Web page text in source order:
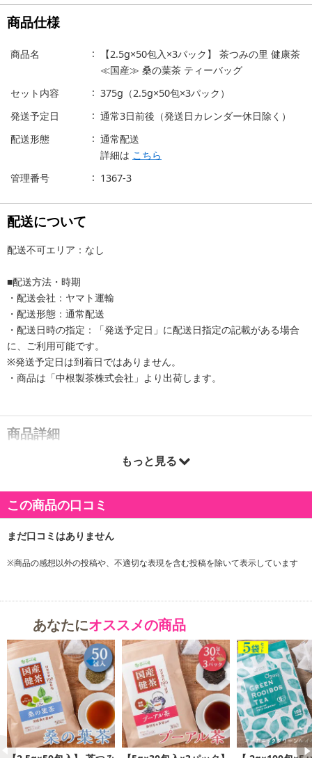
商品仕様
商品名
【2.5g×50包入×3パック】 茶つみの里 健康茶
≪国産≫ 桑の葉茶 ティーバッグ
セット内容
375g（2.5g×50包×3パック）
発送予定日
通常3日前後（発送日カレンダー休日除く）
配送形態
通常配送
詳細は こちら
管理番号
1367-3
配送について
配送不可エリア：なし
■配送方法・時期
・配送会社：ヤマト運輸
・配送形態：通常配送
・配送日時の指定：「発送予定日」に配送日指定の記載がある場合
に、ご利用可能です。
※発送予定日は到着日ではありません。
・商品は「中根製茶株式会社」より出荷します。
商品詳細
もっと見る
この商品の口コミ
※商品の感想以外の投稿や、不適切な表現を含む投稿を除いて表示しています
あなたにオススメの商品